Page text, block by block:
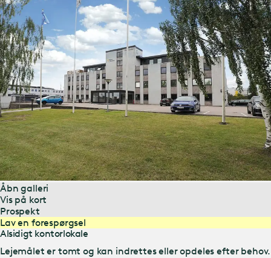
Lav en forespørgsel
Vis på kort
Prospekt
Åbn galleri
Alsidigt kontorlokale
Lejemålet er tomt og kan indrettes eller opdeles efter behov.